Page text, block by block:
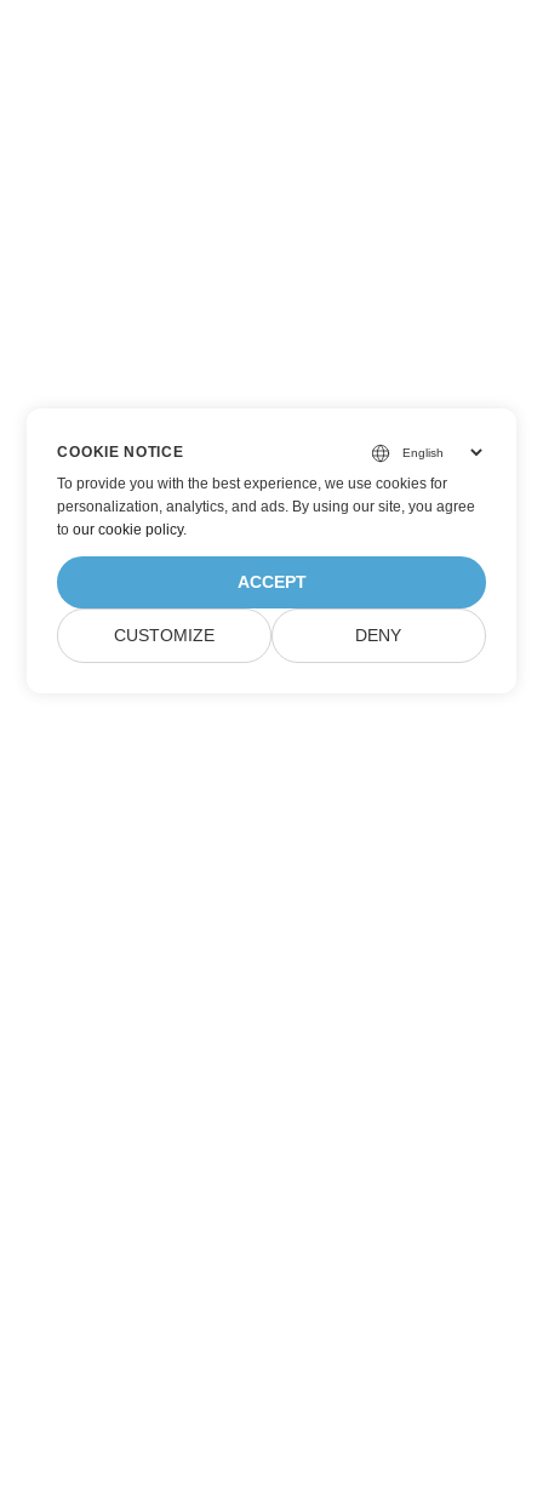
COOKIE NOTICE
To provide you with the best experience, we use cookies for
personalization, analytics, and ads. By using our site, you agree
toour cookie policy.
ACCEPT
CUSTOMIZE DENY